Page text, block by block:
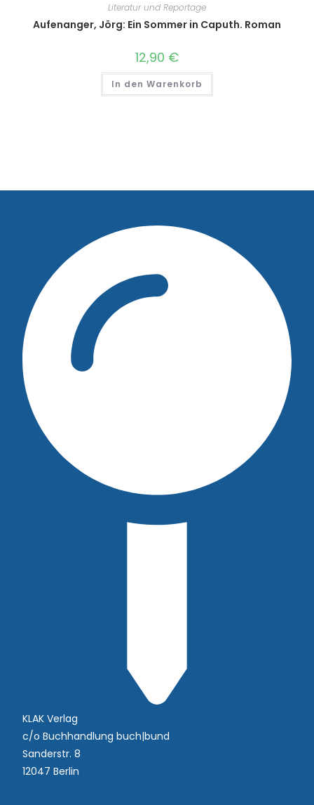
Literatur und Reportage
Aufenanger, Jörg: Ein Sommer in Caputh. Roman
12,90 €
In den Warenkorb
KLAK Verlag
c/o Buchhandlung buch|bund
Sanderstr. 8
12047 Berlin